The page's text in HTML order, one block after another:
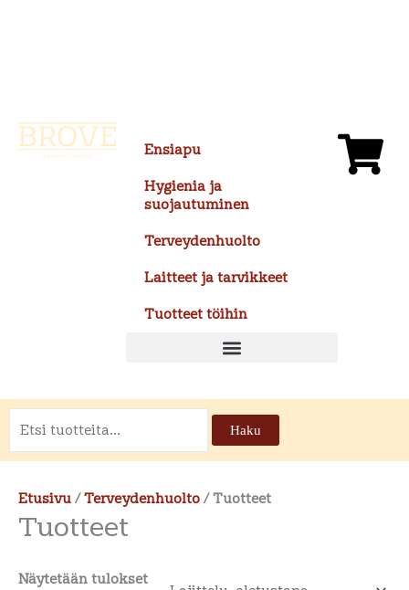
Ensiapu
Hygienia ja
suojautuminen
Terveydenhuolto
Laitteet ja tarvikkeet
Tuotteet töihin
Haku
Etusivu/Terveydenhuolto/ Tuotteet
Tuotteet
Näytetään tulokset